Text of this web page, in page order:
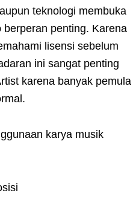
teknologi membuka
penting. Karena
lisensi sebelum
ini sangat penting
karena banyak pemula
karya musik